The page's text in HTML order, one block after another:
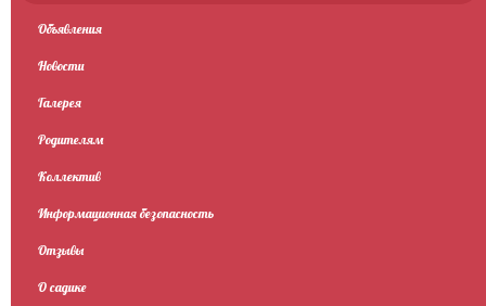
Объявления
Новости
Галерея
Родителям
Коллектив
Информационная безопасность
Отзывы
О садике